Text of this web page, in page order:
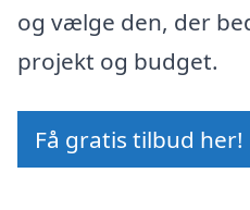
og vælge den, der
projekt og budget.
Få gratis tilbud her!